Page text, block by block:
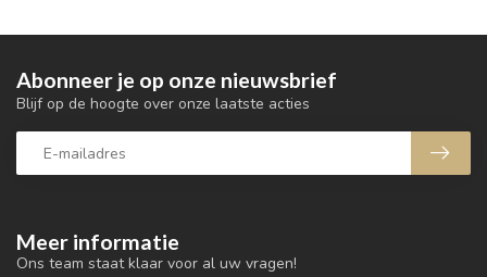
Meer informatie
Ons team staat klaar voor al uw vragen!
Abonneer je op onze nieuwsbrief
Blijf op de hoogte over onze laatste acties